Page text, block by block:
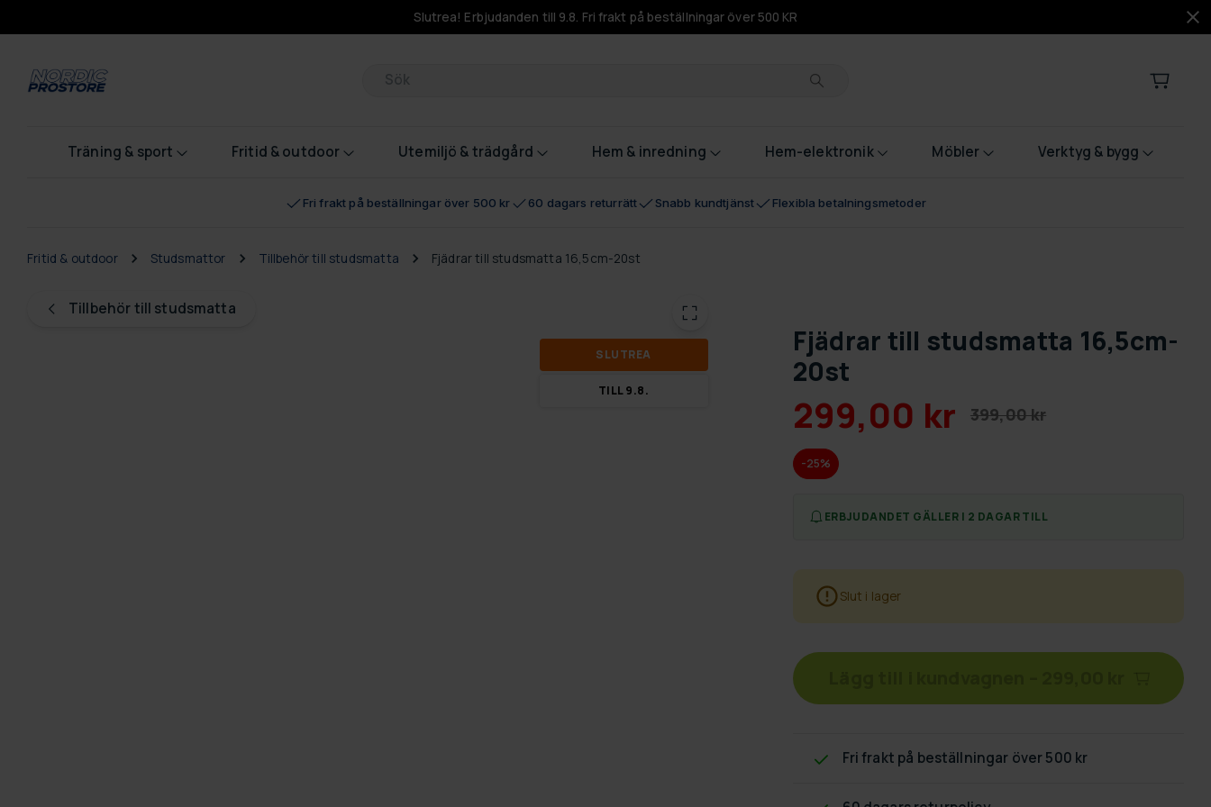
Slutrea! Erbjudanden till 9.8. Fri frakt på beställningar över 500 KR
Produkter
Träning & sport Fritid & outdoor Utemiljö & trädgård Hem & inredning Hem-elektronik Möbler Verktyg & bygg
Fri frakt på beställningar över 500 kr 60 dagars returrätt Snabb kundtjänst Flexibla betalningsmetoder
Tillbehör till studsmatta
Fritid & outdoor Studsmattor Tillbehör till studsmatta Fjädrar till studsmatta 16,5cm-20st
SLUT­REA
TILL 9.8.
Fjädrar till studsmatta 16,5cm-
20st
299,00 kr 399,00 kr
-25%
ERBJUDANDET GÄLLER I 2 DAGAR TILL
Slut i lager
Fri frakt på beställningar över 500 kr